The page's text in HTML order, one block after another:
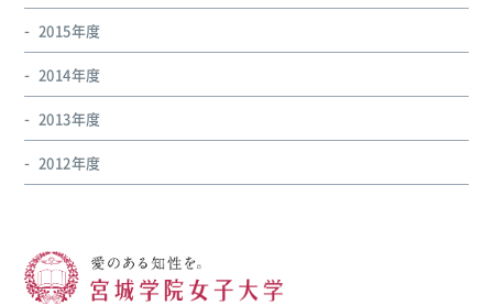
2015年度
2014年度
2013年度
2012年度